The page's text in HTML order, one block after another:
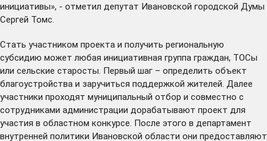
инициативы», - отметил депутат Ивановской городской Думы
Сергей Томс.
Стать участником проекта и получить региональную
субсидию может любая инициативная группа граждан, ТОСы
или сельские старосты. Первый шаг – определить объект
благоустройства и заручиться поддержкой жителей. Далее
участники проходят муниципальный отбор и совместно с
сотрудниками администрации дорабатывают проект для
участия в областном конкурсе. После этого в департамент
внутренней политики Ивановской области они предоставляют